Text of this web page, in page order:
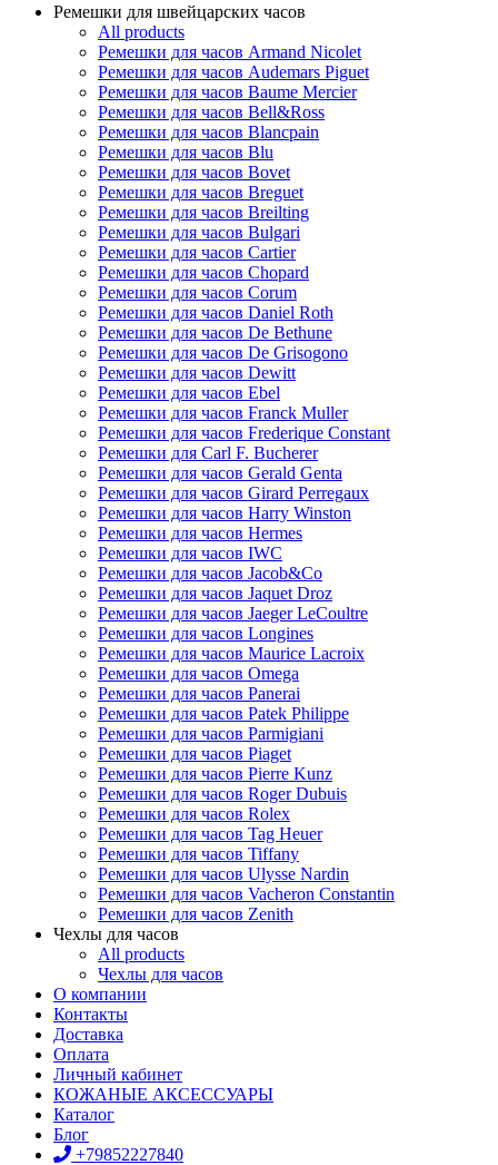
Ремешки для швейцарских часов
All products
Ремешки для часов Armand Nicolet
Ремешки для часов Audemars Piguet
Ремешки для часов Baume Mercier
Ремешки для часов Bell&Ross
Ремешки для часов Blancpain
Ремешки для часов Blu
Ремешки для часов Bovet
Ремешки для часов Breguet
Ремешки для часов Breilting
Ремешки для часов Bulgari
Ремешки для часов Cartier
Ремешки для часов Chopard
Ремешки для часов Corum
Ремешки для часов Daniel Roth
Ремешки для часов De Bethune
Ремешки для часов De Grisogono
Ремешки для часов Dewitt
Ремешки для часов Ebel
Ремешки для часов Franck Muller
Ремешки для часов Frederique Constant
Ремешки для Carl F. Bucherer
Ремешки для часов Gerald Genta
Ремешки для часов Girard Perregaux
Ремешки для часов Harry Winston
Ремешки для часов Hermes
Ремешки для часов IWC
Ремешки для часов Jacob&Co
Ремешки для часов Jaquet Droz
Ремешки для часов Jaeger LeCoultre
Ремешки для часов Longines
Ремешки для часов Maurice Lacroix
Ремешки для часов Omega
Ремешки для часов Panerai
Ремешки для часов Patek Philippe
Ремешки для часов Parmigiani
Ремешки для часов Piaget
Ремешки для часов Pierre Kunz
Ремешки для часов Roger Dubuis
Ремешки для часов Rolex
Ремешки для часов Tag Heuer
Ремешки для часов Tiffany
Ремешки для часов Ulysse Nardin
Ремешки для часов Vacheron Constantin
Ремешки для часов Zenith
Чехлы для часов
All products
Чехлы для часов
О компании
Контакты
Доставка
Оплата
Личный кабинет
КОЖАНЫЕ АКСЕССУАРЫ
Каталог
Блог
+79852227840